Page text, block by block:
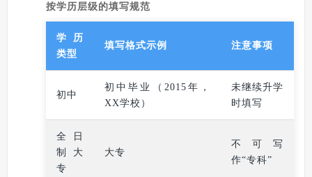
按学历层级的填写规范
学历
类型
填写格式示例 注意事项
初中
初中毕业（2015年，
XX学校）
未继续升学
时填写
全日
制大
专
大专
不可写
作“专科”